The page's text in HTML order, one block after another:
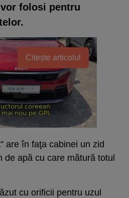
folosi pentru
Citește articolul
are în faţa cabinei un zid
de apă cu care mătură totul
cu orificii pentru uzul